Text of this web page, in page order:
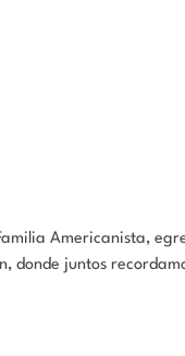
Americanista,
juntos